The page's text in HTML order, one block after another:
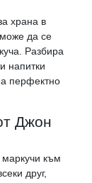
храна в
да се
Разбира
напитки
перфектно
Джон
маркучи към
друг,